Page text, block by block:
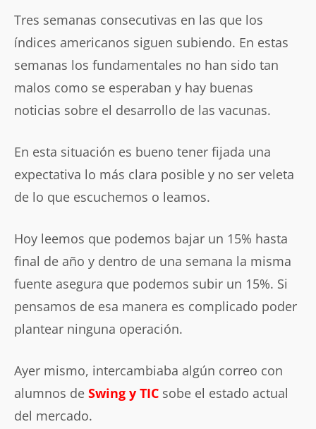
Tres semanas consecutivas en las que los
índices americanos siguen subiendo. En estas
semanas los fundamentales no han sido tan
malos como se esperaban y hay buenas
noticias sobre el desarrollo de las vacunas.
En esta situación es bueno tener fijada una
expectativa lo más clara posible y no ser veleta
de lo que escuchemos o leamos.
Hoy leemos que podemos bajar un 15% hasta
final de año y dentro de una semana la misma
fuente asegura que podemos subir un 15%. Si
pensamos de esa manera es complicado poder
plantear ninguna operación.
Ayer mismo, intercambiaba algún correo con
alumnos de Swing y TIC sobe el estado actual
del mercado.